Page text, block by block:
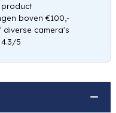
product
boven €100,-
camera's
5